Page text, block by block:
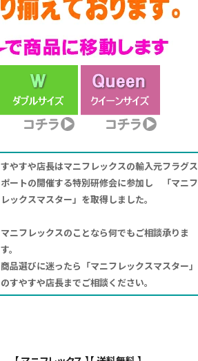
すやすや店長はマニフレックスの輸入元フラグス
ポートの開催する特別研修会に参加し 「マニフ
レックスマスター」を取得しました。
マニフレックスのことなら何でもご相談承りま
す。
商品選びに迷ったら「マニフレックスマスター」
のすやすや店長までご相談ください。